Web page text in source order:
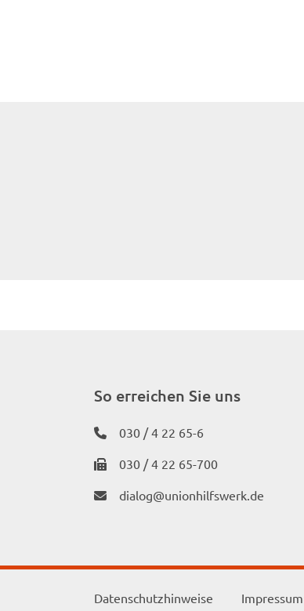
So erreichen Sie uns
030 / 4 22 65-6
030 / 4 22 65-700
dialog@unionhilfswerk.de
Datenschutzhinweise Impressum